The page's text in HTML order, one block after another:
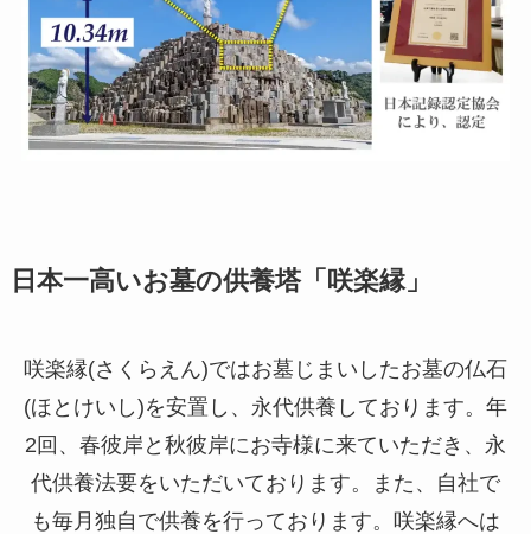
日本一高いお墓の供養塔「咲楽縁」
咲楽縁(さくらえん)ではお墓じまいしたお墓の仏石
(ほとけいし)を安置し、永代供養しております。年
2回、春彼岸と秋彼岸にお寺様に来ていただき、永
代供養法要をいただいております。また、自社で
も毎月独自で供養を行っております。咲楽縁へは